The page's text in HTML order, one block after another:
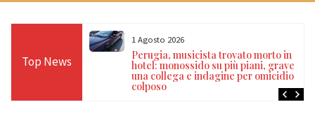
Top News
nel
per guida in
1 Agosto 2026
Perugia, musicista trovato morto in
hotel: monossido su più piani, grave
una collega e indagine per omicidio
colposo